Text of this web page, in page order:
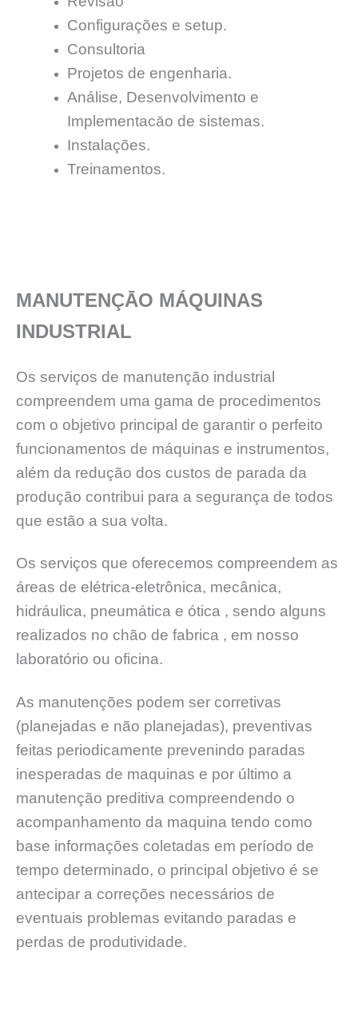
Configurações e setup.
Consultoria
Projetos de engenharia.
Análise, Desenvolvimento e
Implementacāo de sistemas.
Instalações.
Treinamentos.
MANUTENÇĀO MÁQUINAS
INDUSTRIAL
Os serviços de manutenção industrial
compreendem uma gama de procedimentos
com o objetivo principal de garantir o perfeito
funcionamentos de máquinas e instrumentos,
além da redução dos custos de parada da
produção contribui para a segurança de todos
que estão a sua volta.
Os serviços que oferecemos compreendem as
áreas de elétrica-eletrônica, mecânica,
hidráulica, pneumática e ótica , sendo alguns
realizados no chão de fabrica , em nosso
laboratório ou oficina.
As manutenções podem ser corretivas
(planejadas e não planejadas), preventivas
feitas periodicamente prevenindo paradas
inesperadas de maquinas e por último a
manutenção preditiva compreendendo o
acompanhamento da maquina tendo como
base informações coletadas em período de
tempo determinado, o principal objetivo é se
antecipar a correções necessários de
eventuais problemas evitando paradas e
perdas de produtividade.